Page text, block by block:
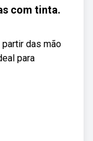
com tinta.
das mão
para